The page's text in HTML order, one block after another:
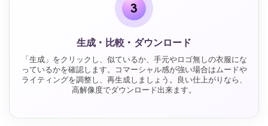
3
生成・比較・ダウンロード
「生成」をクリックし、似ているか、手元やロゴ無しの衣服にな
っているかを確認します。コマーシャル感が強い場合はムードや
ライティングを調整し、再生成しましょう。良い仕上がりなら、
高解像度でダウンロード出来ます。